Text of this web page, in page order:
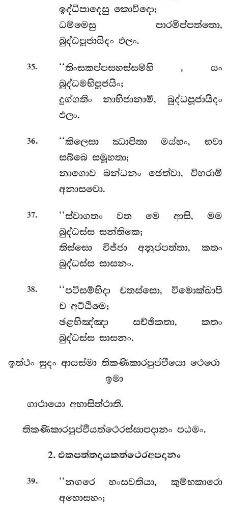
ඉද්ධිපාදෙසු කොවිදො;
ධම්මෙසු පාරමිප්පත්තො,
බුද්ධපූජායිදං ඵලං.
35. ‘‘තිංසකප්පසහස්සම්හි, යං
බුද්ධමභිපූජයිං;
දුග්ගතිං නාභිජානාමි, බුද්ධපූජායිදං
ඵලං.
36.
‘‘කිලෙසා ඣාපිතා මය්හං, භවා
සබ්බෙ සමූහතා;
නාගොව බන්ධනං ඡෙත්වා, විහරාමි
අනාසවො.
37.
‘‘ස්වාගතං වත මෙ ආසි, මම
බුද්ධස්ස සන්තිකෙ;
තිස්සො විජ්ජා අනුප්පත්තා, කතං
බුද්ධස්ස සාසනං.
38. ‘‘පටිසම්භිදා චතස්සො, විමොක්ඛාපි
ච අට්ඨිමෙ;
ඡළභිඤ්ඤා සච්ඡිකතා, කතං
බුද්ධස්ස සාසනං.
ඉත්ථං සුදං ආයස්මා තිකණිකාරපුප්ඵියො ථෙරො
ඉමා
ගාථායො අභාසිත්ථාති.
තිකණිකාරපුප්ඵියත්ථෙරස්සාපදානං පඨමං.
2. එකපත්තදායකත්ථෙරඅපදානං
39.
‘‘නගරෙ හංසවතියා, කුම්භකාරො
අහොසහං;